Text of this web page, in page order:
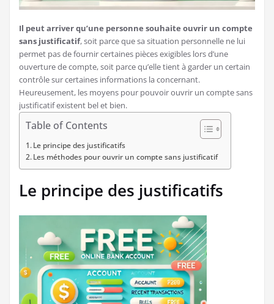
Il peut arriver qu’une personne souhaite ouvrir un compte
sans justificatif, soit parce que sa situation personnelle ne lui
permet pas de fournir certaines pièces exigibles lors d’une
ouverture de compte, soit parce qu’elle tient à garder un certain
contrôle sur certaines informations la concernant.
Heureusement, les moyens pour pouvoir ouvrir un compte sans
justificatif existent bel et bien.
Table of Contents
Le principe des justificatifs
Les méthodes pour ouvrir un compte sans justificatif
Le principe des justificatifs